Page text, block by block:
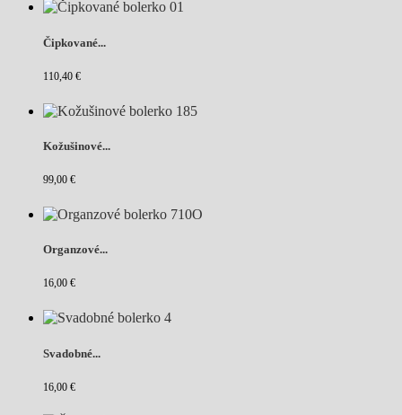
Čipkované...
110,40 €
Kožušinové...
99,00 €
Organzové...
16,00 €
Svadobné...
16,00 €